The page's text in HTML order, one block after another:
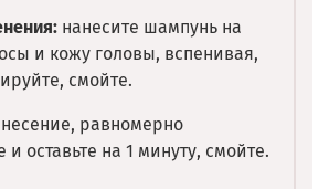
нанесите шампунь на
и кожу головы, вспенивая,
смойте.
равномерно
и оставьте на 1 минуту, смойте.